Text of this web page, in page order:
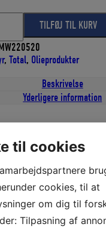
TILFØJ TIL KURV
,Total, Olieprodukter
Beskrivelse
Yderligere information
10W-30 er syntetisk baseret
firetaktsmotorer. Opfylder
af olie til brug ved
firetaktsmotorer til
til cookies
cookies, til at
om dig til
Tilpasning af